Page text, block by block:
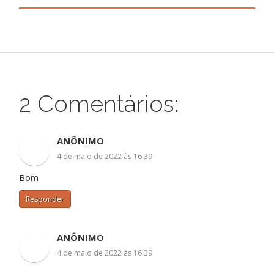
2 Comentários:
ANÔNIMO
4 de maio de 2022 às 16:39
Bom
Responder
ANÔNIMO
4 de maio de 2022 às 16:39